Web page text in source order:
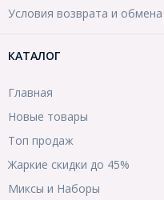
Условия возврата и обмена
КАТАЛОГ
Главная
Новые товары
Топ продаж
Жаркие скидки до 45%
Миксы и Наборы